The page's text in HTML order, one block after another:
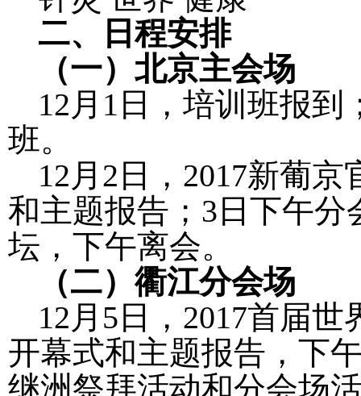
二、日程安排
（一）北京主会场
12 月 1 日，培训班报到
班。
12 月 2 日， 2017新葡京
和主题报告； 3 日下午分
坛，下午离会。
（二）衢江分会场
12 月 5 日， 2017首届世
开幕式和主题报告，下
继洲祭拜活动和分会场